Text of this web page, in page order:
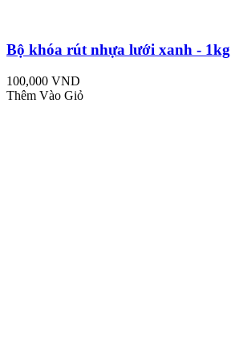
Bộ khóa rút nhựa lưới xanh - 1kg
100,000 VND
Thêm Vào Giỏ